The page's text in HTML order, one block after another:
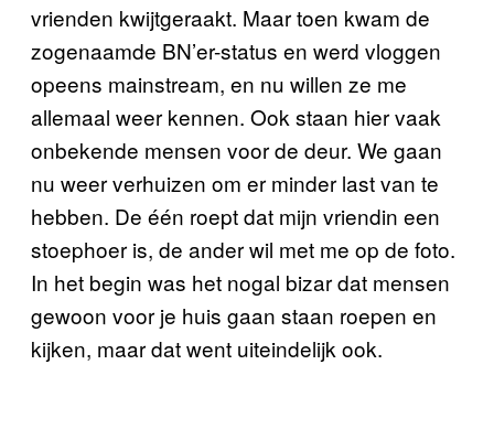
vrienden kwijtgeraakt. Maar toen kwam de
zogenaamde BN’er-status en werd vloggen
opeens mainstream, en nu willen ze me
allemaal weer kennen. Ook staan hier vaak
onbekende mensen voor de deur. We gaan
nu weer verhuizen om er minder last van te
hebben. De één roept dat mijn vriendin een
stoephoer is, de ander wil met me op de foto.
In het begin was het nogal bizar dat mensen
gewoon voor je huis gaan staan roepen en
kijken, maar dat went uiteindelijk ook.